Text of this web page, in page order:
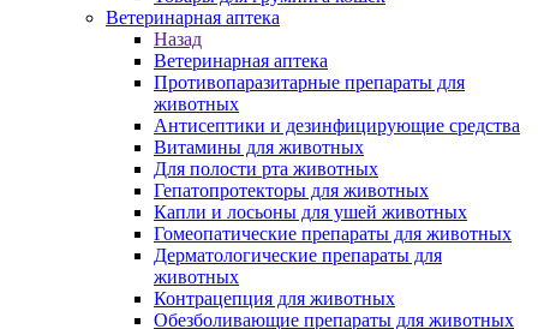
Ветеринарная аптека
Назад
Ветеринарная аптека
Противопаразитарные препараты для
животных
Антисептики и дезинфицирующие средства
Витамины для животных
Для полости рта животных
Гепатопротекторы для животных
Капли и лосьоны для ушей животных
Гомеопатические препараты для животных
Дерматологические препараты для
животных
Контрацепция для животных
Обезболивающие препараты для животных